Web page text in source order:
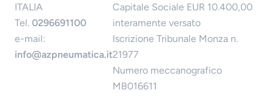
ITALIA
Tel. 0296691100
e-mail:
info@azpneumatica.it
Capitale Sociale EUR 10.400,00
interamente versato
Iscrizione Tribunale Monza n.
21977
Numero meccanografico
MB016611